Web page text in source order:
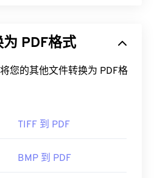
受欢迎，是因为它可以保留
时都会直接使用
的免费 PDF 阅读器
PDF格式
您的其他文件转换为 PDF格
TIFF 到 PDF
BMP 到 PDF